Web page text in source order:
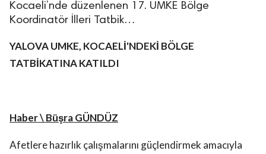
Kocaeli’nde düzenlenen 17. UMKE Bölge
Koordinatör İlleri Tatbik…
YALOVA UMKE, KOCAELİ'NDEKİ BÖLGE
TATBİKATINA KATILDI
Haber \ Büşra GÜNDÜZ
Afetlere hazırlık çalışmalarını güçlendirmek amacıyla